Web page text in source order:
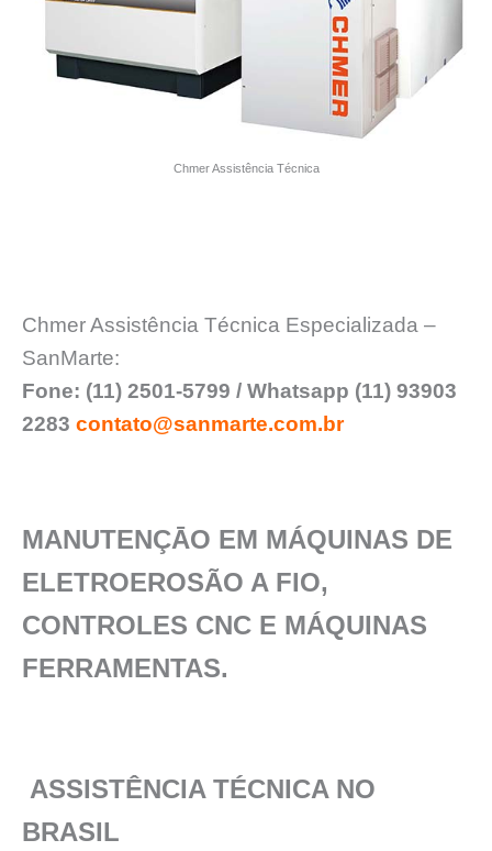
Chmer Assistência Técnica
Chmer Assistência Técnica Especializada –
SanMarte:
Fone: (11) 2501-5799 / Whatsapp (11) 93903
2283 contato@sanmarte.com.br
MANUTENÇĀO EM MÁQUINAS DE
ELETROEROSÃO A FIO,
CONTROLES CNC E MÁQUINAS
FERRAMENTAS.
ASSISTÊNCIA TÉCNICA NO
BRASIL